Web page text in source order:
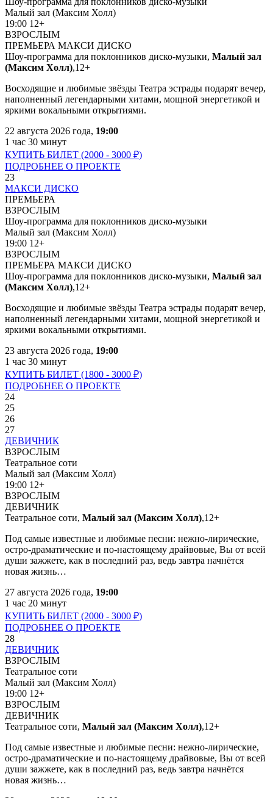
Малый зал (Максим Холл)
19:00 12+
ВЗРОСЛЫМ
ПРЕМЬЕРА МАКСИ ДИСКО
Шоу-программа для поклонников диско-музыки, Малый зал
(Максим Холл),12+
Восходящие и любимые звёзды Театра эстрады подарят вечер,
наполненный легендарными хитами, мощной энергетикой и
яркими вокальными открытиями.
22 августа 2026 года, 19:00
1 час 30 минут
КУПИТЬ БИЛЕТ (2000 - 3000 ₽)
ПОДРОБНЕЕ О ПРОЕКТЕ
23
МАКСИ ДИСКО
ПРЕМЬЕРА
ВЗРОСЛЫМ
Шоу-программа для поклонников диско-музыки
Малый зал (Максим Холл)
19:00 12+
ВЗРОСЛЫМ
ПРЕМЬЕРА МАКСИ ДИСКО
Шоу-программа для поклонников диско-музыки, Малый зал
(Максим Холл),12+
Восходящие и любимые звёзды Театра эстрады подарят вечер,
наполненный легендарными хитами, мощной энергетикой и
яркими вокальными открытиями.
23 августа 2026 года, 19:00
1 час 30 минут
КУПИТЬ БИЛЕТ (1800 - 3000 ₽)
ПОДРОБНЕЕ О ПРОЕКТЕ
24
25
26
27
ДЕВИЧНИК
ВЗРОСЛЫМ
Театральное соти
Малый зал (Максим Холл)
19:00 12+
ВЗРОСЛЫМ
ДЕВИЧНИК
Театральное соти, Малый зал (Максим Холл),12+
Под самые известные и любимые песни: нежно-лирические,
остро-драматические и по-настоящему драйвовые, Вы от всей
души зажжете, как в последний раз, ведь завтра начнётся
новая жизнь…
27 августа 2026 года, 19:00
1 час 20 минут
КУПИТЬ БИЛЕТ (2000 - 3000 ₽)
ПОДРОБНЕЕ О ПРОЕКТЕ
28
ДЕВИЧНИК
ВЗРОСЛЫМ
Театральное соти
Малый зал (Максим Холл)
19:00 12+
ВЗРОСЛЫМ
ДЕВИЧНИК
Театральное соти, Малый зал (Максим Холл),12+
Под самые известные и любимые песни: нежно-лирические,
остро-драматические и по-настоящему драйвовые, Вы от всей
души зажжете, как в последний раз, ведь завтра начнётся
новая жизнь…